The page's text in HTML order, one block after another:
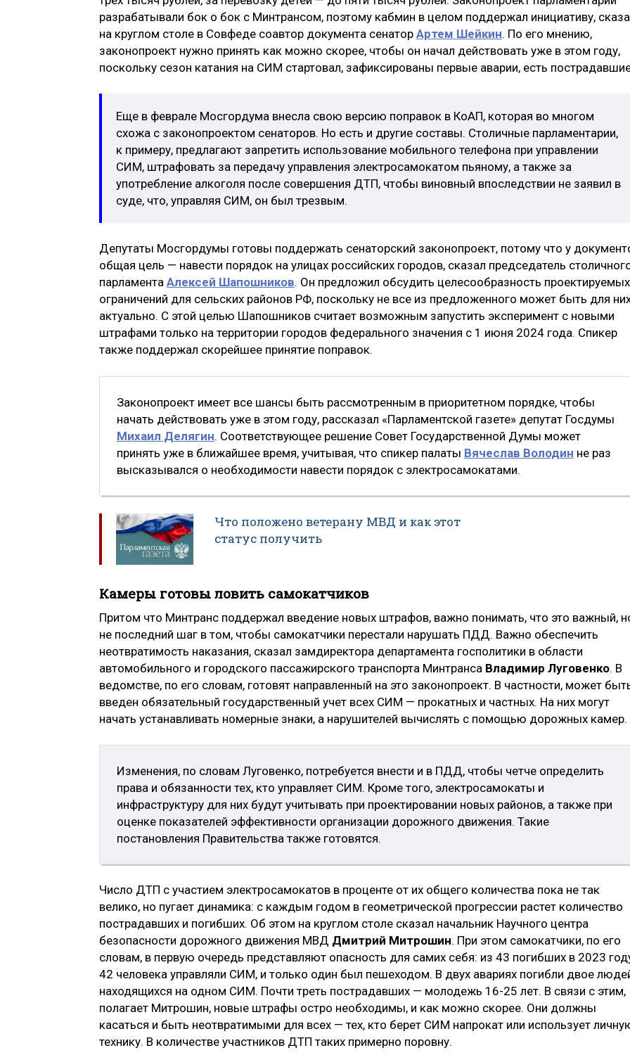
разрабатывали бок о бок с Минтрансом, поэтому кабмин в целом поддержал инициативу,
на круглом столе в Совфеде соавтор документа сенатор Артем Шейкин. По его мнению,
законопроект нужно принять как можно скорее, чтобы он начал действовать уже в этом году,
поскольку сезон катания на СИМ стартовал, зафиксированы первые аварии, есть
Еще в феврале Мосгордума внесла свою версию поправок в КоАП, которая во многом
схожа с законопроектом сенаторов. Но есть и другие составы. Столичные парламентарии,
к примеру, предлагают запретить использование мобильного телефона при управлении
СИМ, штрафовать за передачу управления электросамокатом пьяному, а также за
употребление алкоголя после совершения ДТП, чтобы виновный впоследствии не заявил в
суде, что, управляя СИМ, он был трезвым.
Депутаты Мосгордумы готовы поддержать сенаторский законопроект, потому что у
общая цель — навести порядок на улицах российских городов, сказал председатель
парламента Алексей Шапошников. Он предложил обсудить целесообразность проектируемых
ограничений для сельских районов РФ, поскольку не все из предложенного может быть для
актуально. С этой целью Шапошников считает возможным запустить эксперимент с новыми
штрафами только на территории городов федерального значения с 1 июня 2024 года. Спикер
также поддержал скорейшее принятие поправок.
Законопроект имеет все шансы быть рассмотренным в приоритетном порядке, чтобы
начать действовать уже в этом году, рассказал «Парламентской газете» депутат Госдумы
Михаил Делягин. Соответствующее решение Совет Государственной Думы может
принять уже в ближайшее время, учитывая, что спикер палаты Вячеслав Володин не раз
высказывался о необходимости навести порядок с электросамокатами.
Что положено ветерану МВД и как этот
статус получить
Камеры готовы ловить самокатчиков
Притом что Минтранс поддержал введение новых штрафов, важно понимать, что это важный,
не последний шаг в том, чтобы самокатчики перестали нарушать ПДД. Важно обеспечить
неотвратимость наказания, сказал замдиректора департамента госполитики в области
автомобильного и городского пассажирского транспорта Минтранса Владимир Луговенко. В
ведомстве, по его словам, готовят направленный на это законопроект. В частности, может
введен обязательный государственный учет всех СИМ — прокатных и частных. На них могут
начать устанавливать номерные знаки, а нарушителей вычислять с помощью дорожных камер.
Изменения, по словам Луговенко, потребуется внести и в ПДД, чтобы четче определить
права и обязанности тех, кто управляет СИМ. Кроме того, электросамокаты и
инфраструктуру для них будут учитывать при проектировании новых районов, а также при
оценке показателей эффективности организации дорожного движения. Такие
постановления Правительства также готовятся.
Число ДТП с участием электросамокатов в проценте от их общего количества пока не так
велико, но пугает динамика: с каждым годом в геометрической прогрессии растет количество
пострадавших и погибших. Об этом на круглом столе сказал начальник Научного центра
безопасности дорожного движения МВД Дмитрий Митрошин. При этом самокатчики, по его
словам, в первую очередь представляют опасность для самих себя: из 43 погибших в 2023
42 человека управляли СИМ, и только один был пешеходом. В двух авариях погибли двое
находящихся на одном СИМ. Почти треть пострадавших — молодежь 16-25 лет. В связи с этим,
полагает Митрошин, новые штрафы остро необходимы, и как можно скорее. Они должны
касаться и быть неотвратимыми для всех — тех, кто берет СИМ напрокат или использует
технику. В количестве участников ДТП таких примерно поровну.